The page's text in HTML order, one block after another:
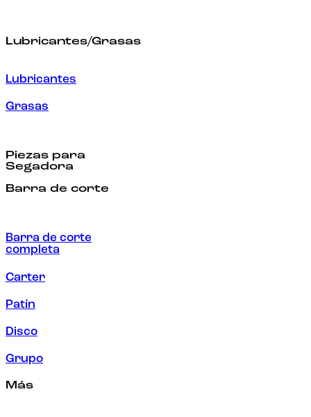
Lubricantes/Grasas
Lubricantes
Grasas
Piezas para
Segadora
Barra de corte
Barra de corte
completa
Carter
Patín
Disco
Grupo
Más